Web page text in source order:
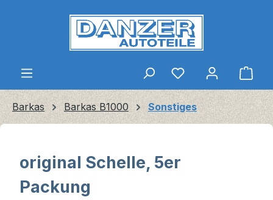
Zum Hauptinhalt springen
Barkas Barkas B1000 Sonstiges
original Schelle, 5er
Packung